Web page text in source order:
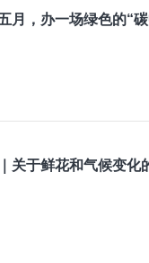
月，办一场绿色的“
关于鲜花和气候变化